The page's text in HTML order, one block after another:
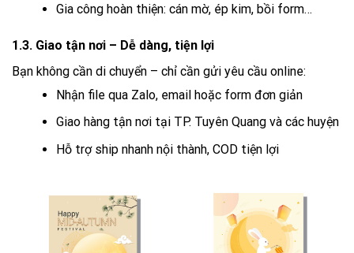
Gia công hoàn thiện: cán mờ, ép kim, bồi form…
1.3. Giao tận nơi – Dễ dàng, tiện lợi
Bạn không cần di chuyển – chỉ cần gửi yêu cầu online:
Nhận file qua Zalo, email hoặc form đơn giản
Giao hàng tận nơi tại TP. Tuyên Quang và các huyện
Hỗ trợ ship nhanh nội thành, COD tiện lợi